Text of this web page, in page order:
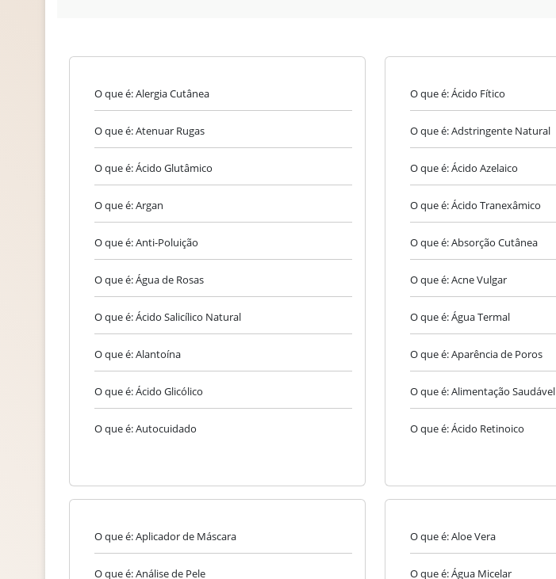
O que é: Alergia Cutânea
O que é: Atenuar Rugas
O que é: Ácido Glutâmico
O que é: Argan
O que é: Anti-Poluição
O que é: Água de Rosas
O que é: Ácido Salicílico Natural
O que é: Alantoína
O que é: Ácido Glicólico
O que é: Autocuidado
O que é: Ácido Fítico
O que é: Adstringente Natural
O que é: Ácido Azelaico
O que é: Ácido Tranexâmico
O que é: Absorção Cutânea
O que é: Acne Vulgar
O que é: Água Termal
O que é: Aparência de Poros
O que é: Alimentação Saudável
O que é: Ácido Retinoico
O que é: Aplicador de Máscara
O que é: Análise de Pele
O que é: Aloe Vera
O que é: Água Micelar